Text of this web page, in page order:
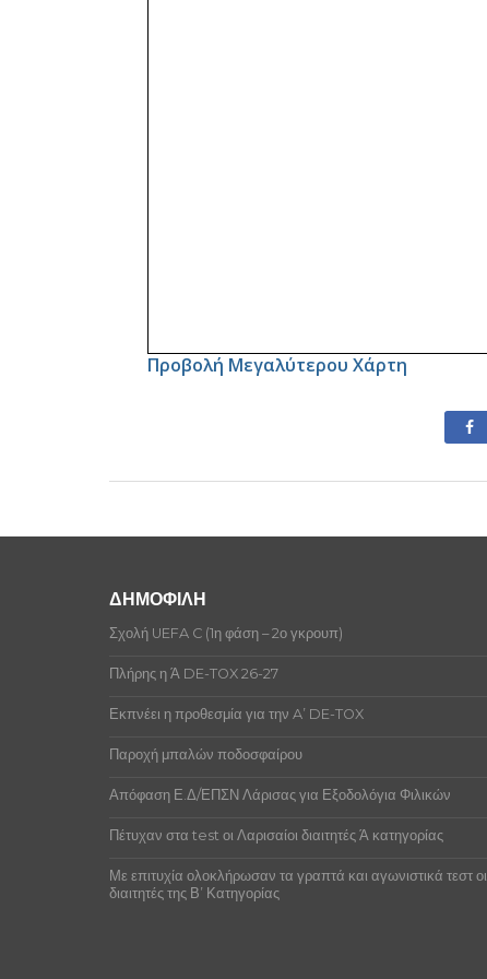
Προβολή Μεγαλύτερου Χάρτη
ΔΗΜΟΦΙΛΗ
Σχολή UEFA C (1η φάση – 2ο γκρουπ)
Πλήρης η Ά DE-TOX 26-27
Εκπνέει η προθεσμία για την A’ DE-TOX
Παροχή μπαλών ποδοσφαίρου
Απόφαση Ε.Δ/ΕΠΣΝ Λάρισας για Εξοδολόγια Φιλικών
Πέτυχαν στα test οι Λαρισαίοι διαιτητές Ά κατηγορίας
Με επιτυχία ολοκλήρωσαν τα γραπτά και αγωνιστικά τεστ οι
διαιτητές της Β’ Κατηγορίας